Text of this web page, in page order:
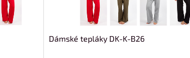
Dámské tepláky DK-K-B26